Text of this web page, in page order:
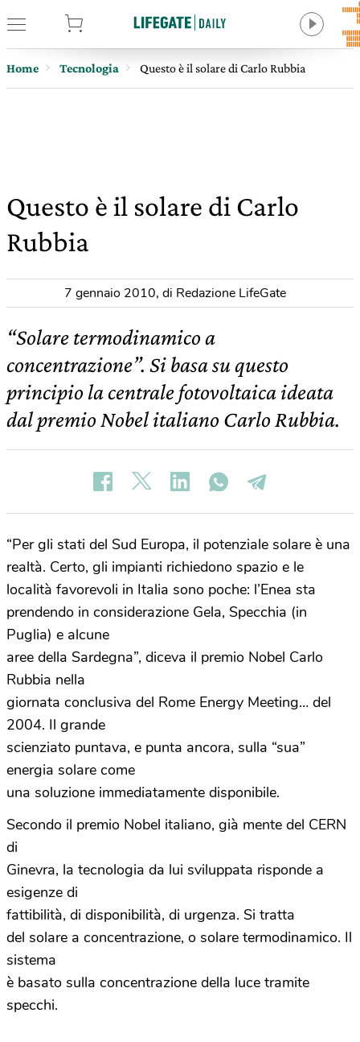
Home Tecnologia Questo è il solare di Carlo Rubbia
Questo è il solare di Carlo
Rubbia
7 gennaio 2010, di Redazione LifeGate
“Solare termodinamico a
concentrazione”. Si basa su questo
principio la centrale fotovoltaica ideata
dal premio Nobel italiano Carlo Rubbia.
“Per gli stati del Sud Europa, il potenziale solare è una
realtà. Certo, gli impianti richiedono spazio e le
località favorevoli in Italia sono poche: l’Enea sta
prendendo in considerazione Gela, Specchia (in
Puglia) e alcune
aree della Sardegna”, diceva il premio Nobel Carlo
Rubbia nella
giornata conclusiva del Rome Energy Meeting… del
2004. Il grande
scienziato puntava, e punta ancora, sulla “sua”
energia solare come
una soluzione immediatamente disponibile.
Secondo il premio Nobel italiano, già mente del CERN
di
Ginevra, la tecnologia da lui sviluppata risponde a
esigenze di
fattibilità, di disponibilità, di urgenza. Si tratta
del solare a concentrazione, o solare termodinamico. Il
sistema
è basato sulla concentrazione della luce tramite
specchi.